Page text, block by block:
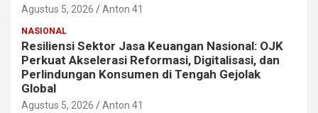
Agustus 5, 2026 Anton 41
NASIONAL
Resiliensi Sektor Jasa Keuangan Nasional: OJK
Perkuat Akselerasi Reformasi, Digitalisasi, dan
Perlindungan Konsumen di Tengah Gejolak
Global
Agustus 5, 2026 Anton 41